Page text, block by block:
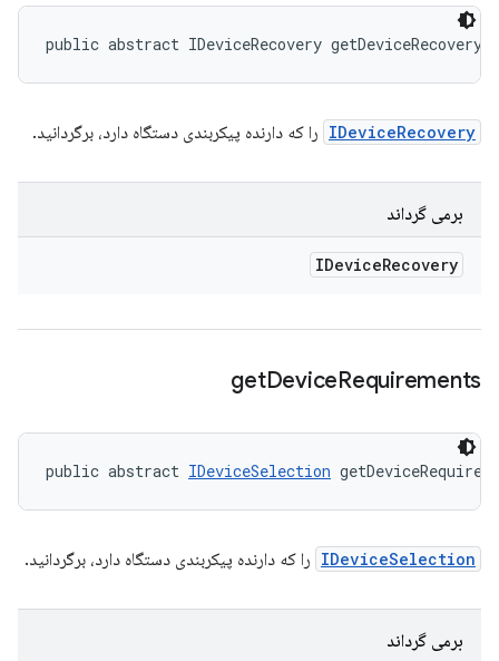
public abstract IDeviceRecovery getDeviceRecovery
IDeviceRecovery را که دارنده پیکربندی دستگاه دارد، برگردانید.
برمی گرداند
IDeviceRecovery
getDeviceRequirements
public abstract IDeviceSelection
IDeviceSelection را که دارنده پیکربندی دستگاه دارد، برگردانید.
برمی گرداند